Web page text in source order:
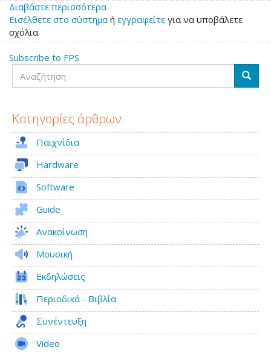
Διαβάστε περισσότεραγια
το
Enemy
Εισέλθετε στο σύστημαή εγγραφείτε για να υποβάλετε
σχόλια
Subscribe to FPS
Αναζήτηση
Κατηγορίες άρθρων
Παιχνίδια
Hardware
Software
Guide
Ανακοίνωση
Μουσική
Εκδηλώσεις
Περιοδικά - Βιβλία
Συνέντευξη
Video